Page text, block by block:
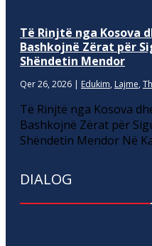
Të Rinjtë nga Kosova
Bashkojnë Zërat për
Shëndetin Mendor
Qer 26, 2026 | Edukim, Lajme,
Të Rinjtë nga Kosova
Bashkojnë Zërat për
Shëndetin Mendor Në
DIALOG